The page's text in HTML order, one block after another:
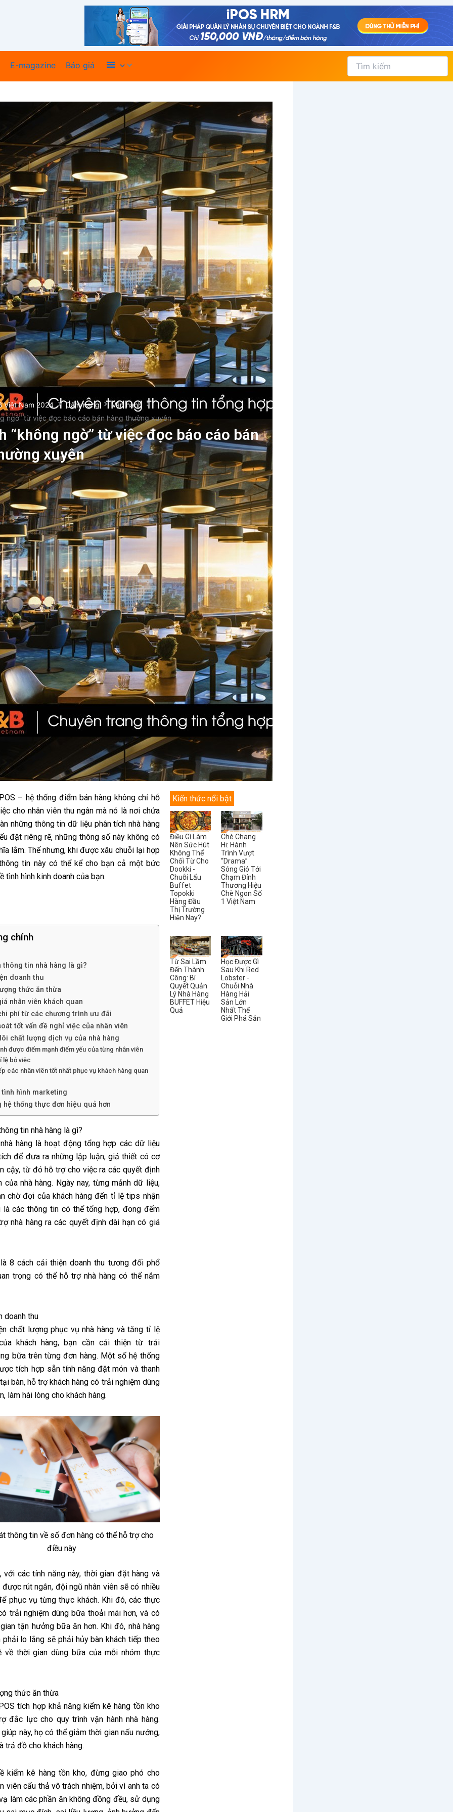
E-magazine Báo giá Xem thêm
Tìm
kiếm
Việt Nam 2024 Cẩm nang
Vận hành
ngờ” từ việc đọc báo cáo bán hàng thường xuyên
“không ngờ” từ việc đọc báo cáo bán
xuyên
– hệ thống điểm bán hàng không chỉ hỗ
cho nhân viên thu ngân mà nó là nơi chứa
những thông tin dữ liệu phân tích nhà hàng
đặt riêng rẽ, những thông số này không có
lắm. Thế nhưng, khi được xâu chuỗi lại hợp
tin này có thể kể cho bạn cả một bức
tình hình kinh doanh của bạn.
chính
thông tin nhà hàng là gì?
doanh thu
thức ăn thừa
nhân viên khách quan
phí từ các chương trình ưu đãi
tốt vấn đề nghỉ việc của nhân viên
chất lượng dịch vụ của nhà hàng
được điểm mạnh điểm yếu của từng nhân viên
lệ bỏ việc
các nhân viên tốt nhất phục vụ khách hàng quan
tình hình marketing
hệ thống thực đơn hiệu quả hơn
tin nhà hàng là gì?
hàng là hoạt động tổng hợp các dữ liệu
để đưa ra những lập luận, giả thiết có cơ
cậy, từ đó hỗ trợ cho việc ra các quyết định
của nhà hàng. Ngày nay, từng mảnh dữ liệu,
chờ đợi của khách hàng đến tỉ lệ tips nhận
là các thông tin có thể tổng hợp, đong đếm
nhà hàng ra các quyết định dài hạn có giá
8 cách cải thiện doanh thu tương đối phổ
trọng có thể hỗ trợ nhà hàng có thể nắm
doanh thu
chất lượng phục vụ nhà hàng và tăng tỉ lệ
khách hàng, bạn cần cải thiện từ trải
bữa trên từng đơn hàng. Một số hệ thống
tích hợp sẵn tính năng đặt món và thanh
bàn, hỗ trợ khách hàng có trải nghiệm dùng
làm hài lòng cho khách hàng.
thông tin về số đơn hàng có thể hỗ trợ cho
điều này
với các tính năng này, thời gian đặt hàng và
được rút ngắn, đội ngũ nhân viên sẽ có nhiều
phục vụ từng thực khách. Khi đó, các thực
trải nghiệm dùng bữa thoải mái hơn, và có
tận hưởng bữa ăn hơn. Khi đó, nhà hàng
phải lo lắng sẽ phải hủy bàn khách tiếp theo
về thời gian dùng bữa của mỗi nhóm thực
thức ăn thừa
tích hợp khả năng kiểm kê hàng tồn kho
đắc lực cho quy trình vận hành nhà hàng.
này, họ có thể giảm thời gian nấu nướng,
trả đồ cho khách hàng.
kiểm kê hàng tồn kho, đừng giao phó cho
viên cẩu thả vô trách nhiệm, bởi vì anh ta có
làm các phần ăn không đồng đều, sử dụng
Kiến thức nổi bật
Điều Gì Làm
Nên Sức Hút
Không Thể
Chối Từ Cho
Dookki -
Chuỗi Lẩu
Buffet
Topokki
Hàng Đầu
Thị Trường
Hiện Nay?
Chè Chang
Hi: Hành
Trình Vượt
“Drama”
Sóng Gió Tới
Chạm Đỉnh
Thương Hiệu
Chè Ngon Số
1 Việt Nam
Từ Sai Lầm
Đến Thành
Công: Bí
Quyết Quản
Lý Nhà Hàng
BUFFET Hiệu
Quả
Học Được Gì
Sau Khi Red
Lobster -
Chuỗi Nhà
Hàng Hải
Sản Lớn
Nhất Thế
Giới Phá Sản